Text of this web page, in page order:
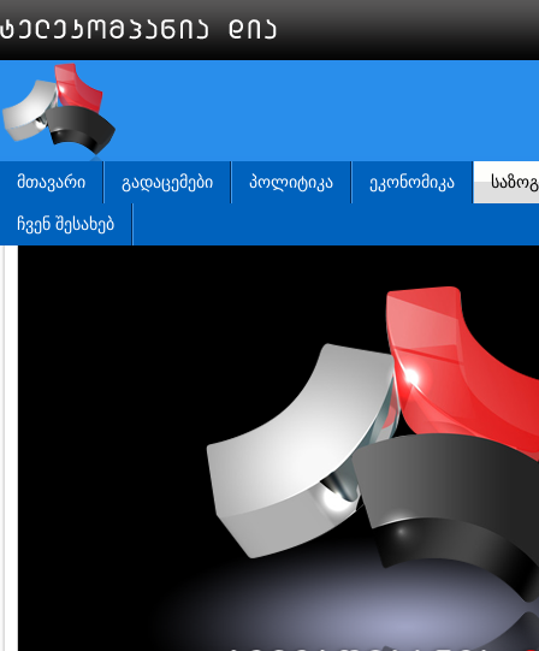
ᲛᲗᲐᲕᲐᲠᲘ ᲒᲐᲓᲐᲪᲔᲛᲔᲑᲘ ᲞᲝᲚᲘᲢᲘᲙᲐ ᲔᲙᲝᲜᲝᲛᲘᲙᲐ
ᲩᲕᲔᲜ ᲨᲔᲡᲐᲮᲔᲑ